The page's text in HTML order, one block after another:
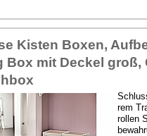
Kis­ten Bo­xen,
Box mit De­ckel groß,
rem
rol­len